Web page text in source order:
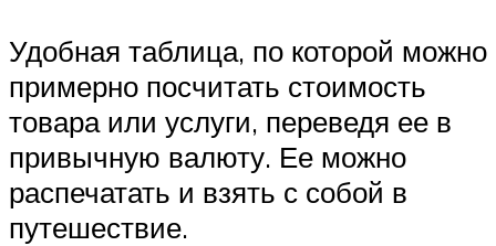
Удобная таблица, по которой можно
примерно посчитать стоимость
товара или услуги, переведя ее в
привычную валюту. Ее можно
распечатать и взять с собой в
путешествие.